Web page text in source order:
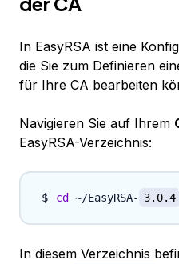
In EasyRSA ist eine
die Sie zum Definieren
für Ihre CA bearbeiten
Navigieren Sie auf Ihrem
EasyRSA-Verzeichnis:
cd ~/EasyRSA- 3.0.4
In diesem Verzeichnis